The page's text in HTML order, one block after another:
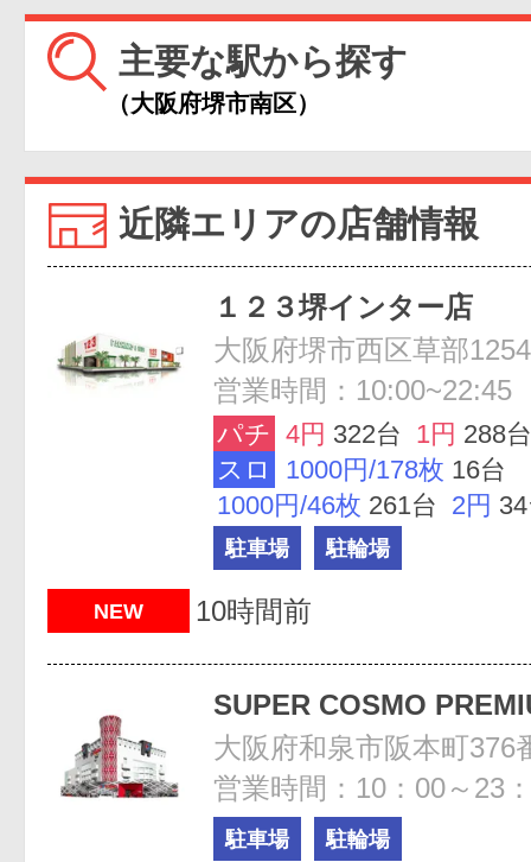
主要な駅から探す
（大阪府堺市南区）
近隣エリアの店舗情報
１２３堺インター店
大阪府堺市西区草部
営業時間：10:00~22:45
パチ 4円 322台 1円 288台
スロ
1000円/178枚 16台
1000円/46枚 261台 2円
駐車場 駐輪場
NEW 10時間前
SUPER COSMO
大阪府和泉市阪本町376
営業時間：10：00～23
駐車場 駐輪場